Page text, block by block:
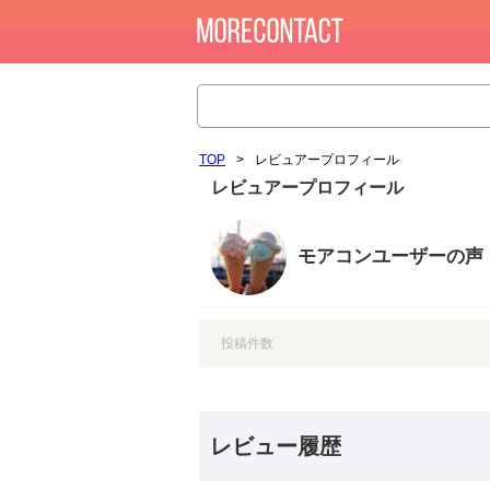
TOP > レビュアープロフィール
レビュアープロフィール
モアコンユーザーの声
投稿件数
レビュー履歴